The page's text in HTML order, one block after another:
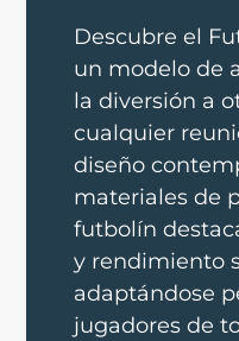
Descubre el
un modelo de
la diversión a
cualquier
diseño
materiales de
futbolín
y rendimiento
adaptándose
jugadores de